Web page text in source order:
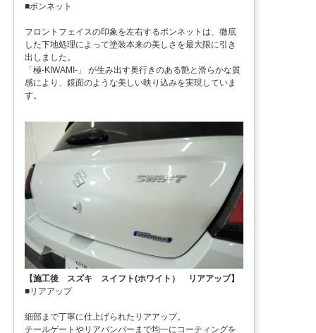
■ボンネット
フロントフェイスの印象を左右するボンネットは、徹底
した下地処理によって塗装本来の美しさを最大限に引き
出しました。
「極-KIWAMI-」 が生み出す奥行きのある艶と滑らかな質
感により、鏡面のような美しい映り込みを実現していま
す。
【施工後 スズキ スイフト(ホワイト） リアアップ】
■リアアップ
細部まで丁寧に仕上げられたリアアップ。
テールゲートやリアバンパーまで均一にコーティングを